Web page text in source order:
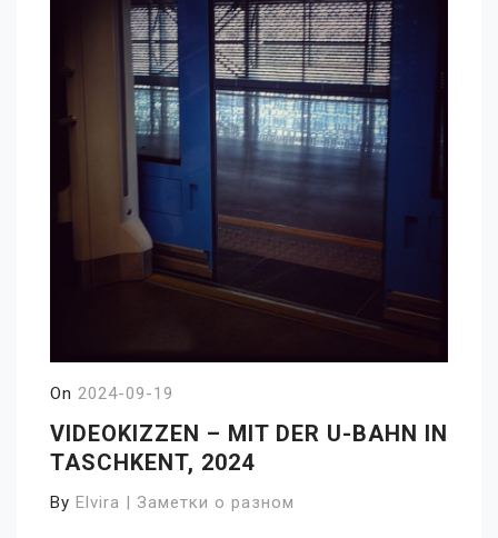
On 2024-09-19
VIDEOKIZZEN – MIT DER U-BAHN IN
TASCHKENT, 2024
By Elvira | Заметки о разном